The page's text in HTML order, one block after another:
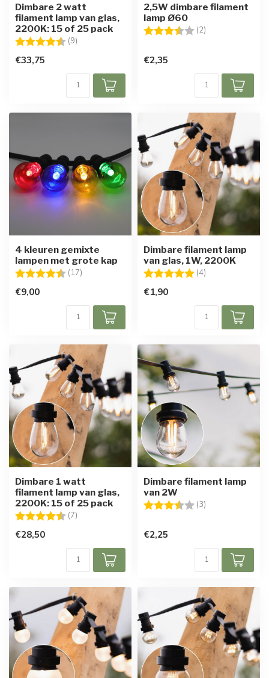
Dimbare 2 watt
filament lamp van glas,
2200K: 15 of 25 pack
Beoordeling: (9)
€33,75
2,5W dimbare filament
lamp Ø60
Beoordeling: (2)
€2,35
4 kleuren gemixte
lampen met grote kap
Beoordeling: (17)
€9,00
Dimbare filament lamp
van glas, 1W, 2200K
Beoordeling: (4)
€1,90
Dimbare 1 watt
filament lamp van glas,
2200K: 15 of 25 pack
Beoordeling: (7)
€28,50
Dimbare filament lamp
van 2W
Beoordeling: (3)
€2,25